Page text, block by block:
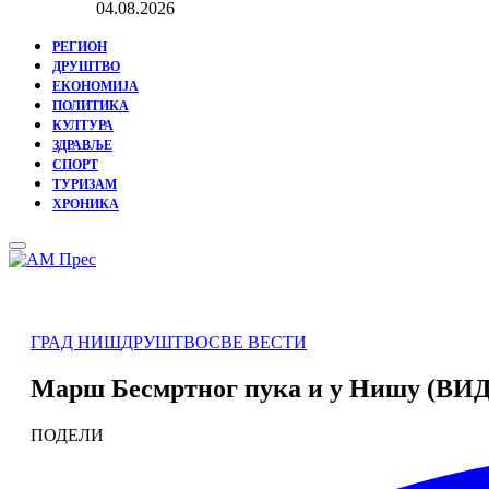
04.08.2026
РЕГИОН
ДРУШТВО
ЕКОНОМИЈА
ПОЛИТИКА
КУЛТУРА
ЗДРАВЉЕ
СПОРТ
ТУРИЗАМ
ХРОНИКА
Primary
Menu
ГРАД НИШДРУШТВОСВЕ ВЕСТИ
Марш Бесмртног пука и у Нишу
ПОДЕЛИ